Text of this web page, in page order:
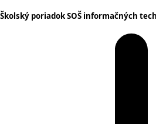
Školský poriadok SOŠ informačných